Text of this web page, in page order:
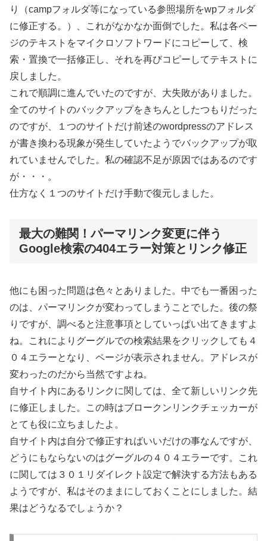
り（campフォルダ等になっている参照場所をwpフォルダ
に修正する。）、これがなかなか面倒でした。私は各ペー
ジのテキストをマイクロソフトワードにコピーして、検
索・置換で一括修正し、それを再びコピーしてテキストに
戻しました。
これで順調に進んでいたのですが、大失敗がありました。
全てのサイトのバックアップをきちんとしたつもりだった
のですが、１つのサイトだけ前述のwordpressのアドレス
が書き換わる現象が発生していたようでバックアップが取
れていませんでした。私の確認不足が原因ではあるのです
が・・・。
仕方なく１つのサイトだけ手動で復元しました。
最大の難関！パーマリンク変更に伴う
Google検索の404エラー対策とリンク修正
他にも困った問題は色々とありました。中でも一番困った
のは、パーマリンクが変わってしまうことでした。後の祭
りですが、調べると注意事項としていっぱい出てきますよ
ね。これによりグーグルでの検索結果をクリックしても４
０４エラーとなり、ページが表示されません。アドレスが
変わったのだから当然ですよね。
自サイト内にあるリンクに関しては、全て新しいリンク先
に修正しました。この時はブロークンリンクチェッカーが
とても役に立ちましたよ。
自サイト内は自分で修正すればいいだけの事なんですが、
どうにもならないのはグーグルの４０４エラーです。これ
に関しては３０１リダイレクト設定で解決する方法もある
ようですが、私はそのままにしておくことにしました。結
果はどうなるでしょうか？